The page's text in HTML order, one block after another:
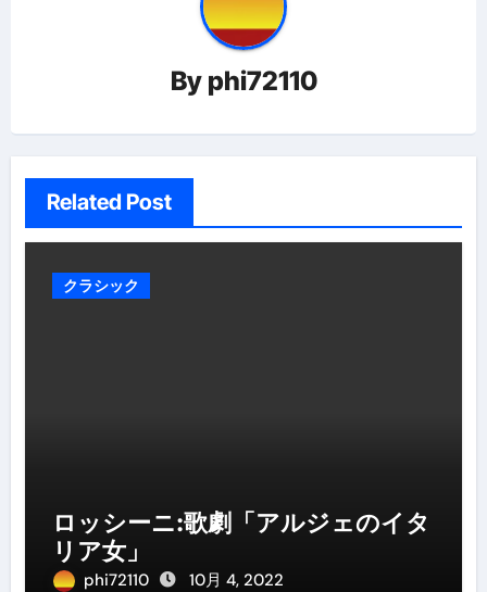
By phi72110
Related Post
クラシック
ロッシーニ:歌劇「アルジェのイタ
リア女」
phi72110 10月 4, 2022